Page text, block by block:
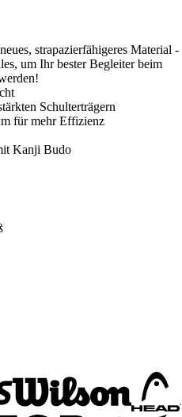
strapazierfähigeres Material -
um Ihr bester Begleiter beim
Schulterträgern
für mehr Effizienz
Kanji Budo